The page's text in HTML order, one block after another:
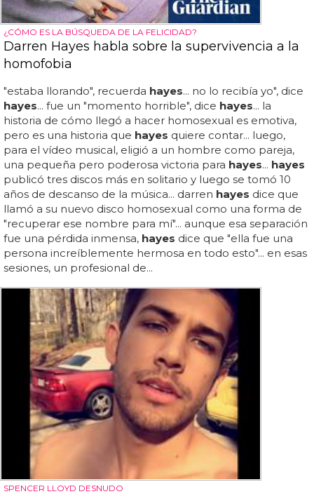
¿CÓMO ES LA BÚSQUEDA DE LA FELICIDAD?
Darren Hayes habla sobre la supervivencia a la
homofobia
"estaba llorando", recuerda hayes... no lo recibía yo", dice
hayes... fue un "momento horrible", dice hayes... la
historia de cómo llegó a hacer homosexual es emotiva,
pero es una historia que hayes quiere contar... luego,
para el vídeo musical, eligió a un hombre como pareja,
una pequeña pero poderosa victoria para hayes... hayes
publicó tres discos más en solitario y luego se tomó 10
años de descanso de la música... darren hayes dice que
llamó a su nuevo disco homosexual como una forma de
"recuperar ese nombre para mí"... aunque esa separación
fue una pérdida inmensa, hayes dice que "ella fue una
persona increíblemente hermosa en todo esto"... en esas
sesiones, un profesional de...
SPENCER LLOYD DESNUDO